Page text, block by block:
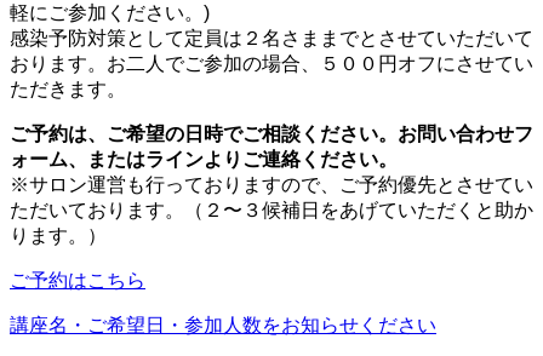
軽にご参加ください。)
感染予防対策として定員は２名さままでとさせていただいて
おります。お二人でご参加の場合、５００円オフにさせてい
ただきます。
ご予約は、ご希望の日時でご相談ください。お問い合わせフ
ォーム、またはラインよりご連絡ください。
※サロン運営も行っておりますので、ご予約優先とさせてい
ただいております。（２〜３候補日をあげていただくと助か
ります。）
ご予約はこちら
講座名・ご希望日・参加人数をお知らせください